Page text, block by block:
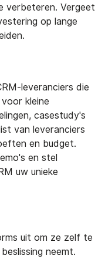
verbeteren. Vergeet
op lange
leveranciers die
kleine
casestudy's
van leveranciers
en budget.
en stel
uw unieke
uit om ze zelf te
neemt.